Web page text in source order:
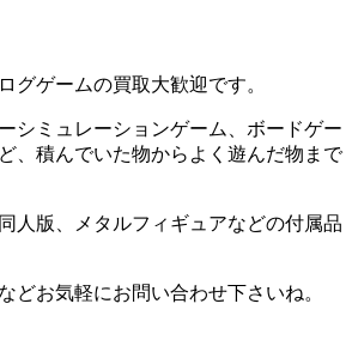
グゲームの買取大歓迎です。
シミュレーションゲーム、ボードゲー
、積んでいた物からよく遊んだ物まで
人版、メタルフィギュアなどの付属品
どお気軽にお問い合わせ下さいね。